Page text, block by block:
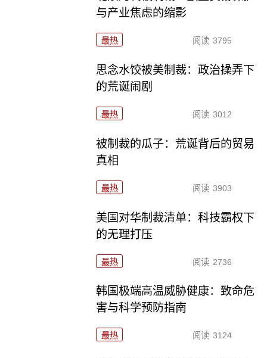
与产业焦虑的缩影
最热 阅读 3795
思念水饺被美制裁：政治操弄下
的荒诞闹剧
最热 阅读 3012
被制裁的瓜子：荒诞背后的贸易
真相
最热 阅读 3903
美国对华制裁清单：科技霸权下
的无理打压
最热 阅读 2736
韩国极端高温威胁健康：致命危
害与科学预防指南
最热 阅读 3124